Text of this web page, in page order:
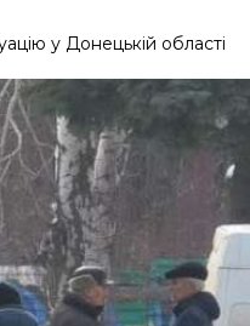
у Донецькій області